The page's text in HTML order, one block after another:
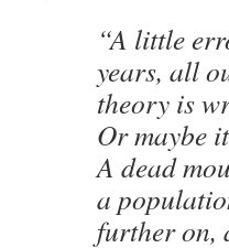
“A little
years, all
theory is
Or maybe
A dead
a
further on,